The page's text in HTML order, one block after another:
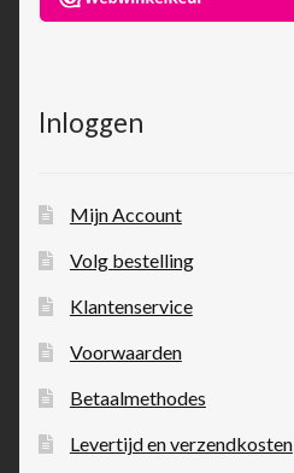
Inloggen
Mijn Account
Volg bestelling
Klantenservice
Voorwaarden
Betaalmethodes
Levertijd en verzendkosten